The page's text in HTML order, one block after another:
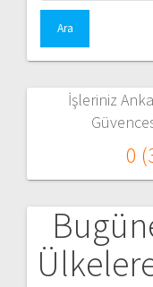
İşleriniz
0